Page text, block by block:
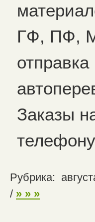
ГФ, ПФ,
Заказы
Рубрика:
/ » » »